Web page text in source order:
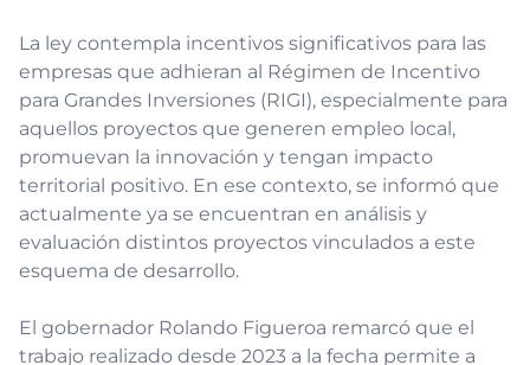
La ley contempla incentivos significativos para las
empresas que adhieran al Régimen de Incentivo
para Grandes Inversiones (RIGI), especialmente para
aquellos proyectos que generen empleo local,
promuevan la innovación y tengan impacto
territorial positivo. En ese contexto, se informó que
actualmente ya se encuentran en análisis y
evaluación distintos proyectos vinculados a este
esquema de desarrollo.
El gobernador Rolando Figueroa remarcó que el
trabajo realizado desde 2023 a la fecha permite a